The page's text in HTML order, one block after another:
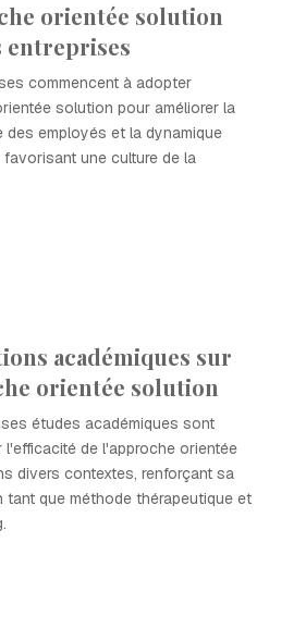
orientée solution
entreprises
commencent à adopter
solution pour améliorer la
des employés et la dynamique
favorisant une culture de la
académiques sur
orientée solution
études académiques sont
l'efficacité de l'approche orientée
divers contextes, renforçant sa
tant que méthode thérapeutique et